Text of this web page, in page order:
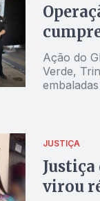
Ação do
Verde,
JUSTIÇA
Justiça
virou